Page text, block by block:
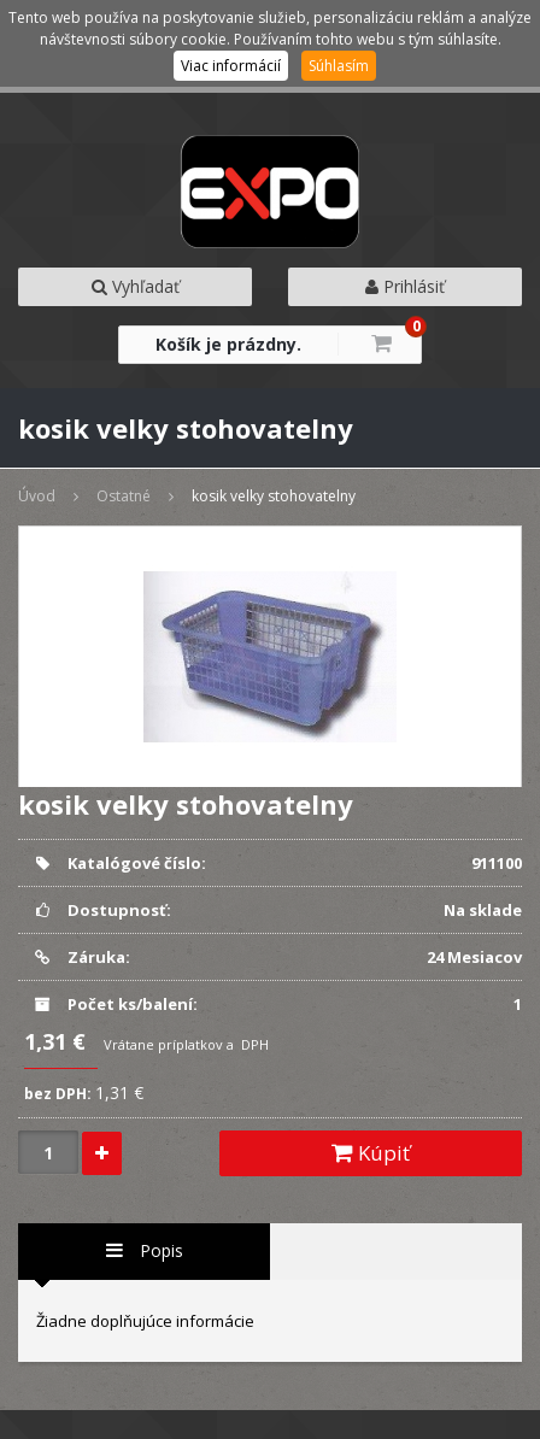
Kategórie Menu
Vyhľadať Prihlásiť
Košík je prázdny.
0
kosik velky stohovatelny
Úvod Ostatné kosik velky stohovatelny
kosik velky stohovatelny
Katalógové číslo: 911100
Dostupnosť: Na sklade
Záruka: 24 Mesiacov
Počet ks/balení: 1
1,31 € Vrátane príplatkov a DPH
bez DPH: 1,31 €
Kúpiť
Popis
Žiadne doplňujúce informácie
Tento web používa na poskytovanie služieb, personalizáciu reklám a analýze
návštevnosti súbory cookie. Používaním tohto webu s tým súhlasíte.
Viac informácií
Súhlasím